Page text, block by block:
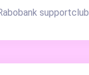
supportclub